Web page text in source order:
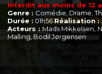
Interdit aux moins de 12
Genre : Comédie, Drame,
Durée : 01h56 Réalisation :
Acteurs :Mads Mikkelsen,
Malling, Bodil Jørgensen